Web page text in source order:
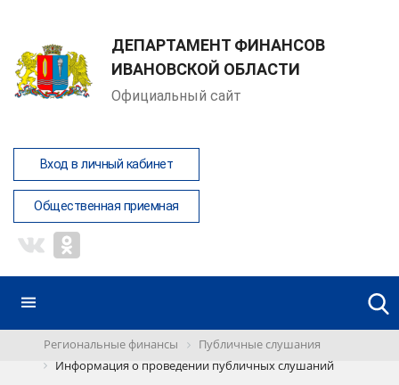
ДЕПАРТАМЕНТ ФИНАНСОВ
ИВАНОВСКОЙ ОБЛАСТИ
Официальный сайт
Вход в личный кабинет
Общественная приемная
Региональные финансы
Публичные слушания
Информация о проведении публичных слушаний